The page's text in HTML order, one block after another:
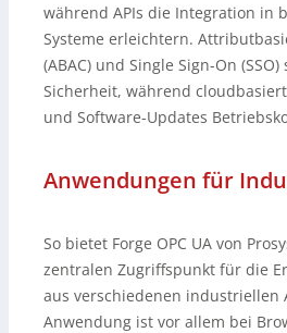
während APIs die Integration in
Systeme erleichtern.
(ABAC) und Single Sign-On
Sicherheit, während
und Software-Updates
Anwendungen für
So bietet Forge OPC UA von
zentralen Zugriffspunkt für die
aus verschiedenen industriellen
Anwendung ist vor allem bei